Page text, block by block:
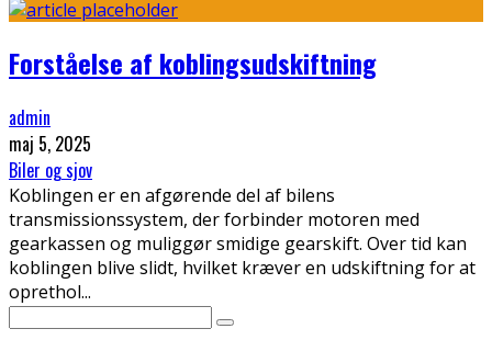
Forståelse af koblingsudskiftning
admin
maj 5, 2025
Biler og sjov
Koblingen er en afgørende del af bilens
transmissionssystem, der forbinder motoren med
gearkassen og muliggør smidige gearskift. Over tid kan
koblingen blive slidt, hvilket kræver en udskiftning for at
oprethol...